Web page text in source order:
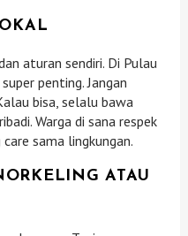
aturan sendiri. Di Pulau
penting. Jangan
bisa, selalu bawa
Warga di sana respek
sama lingkungan.
ATAU